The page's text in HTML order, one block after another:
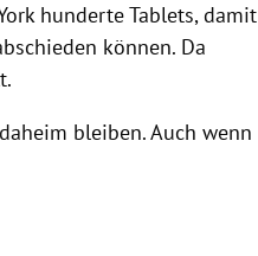
hunderte Tablets, damit
können. Da
bleiben. Auch wenn